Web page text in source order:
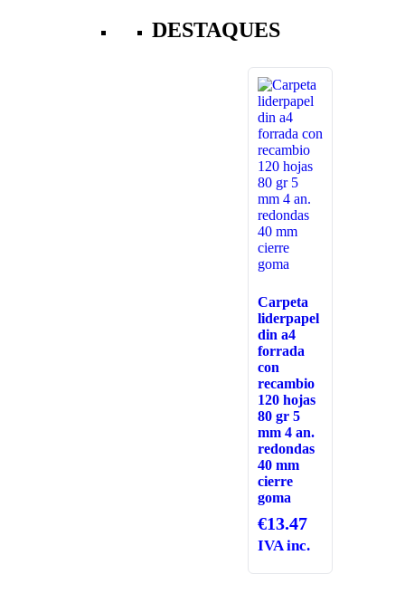
DESTAQUES
Carpeta
liderpapel
din a4
forrada
con
recambio
120 hojas
80 gr 5
mm 4 an.
redondas
40 mm
cierre
goma
€13.47
IVA inc.